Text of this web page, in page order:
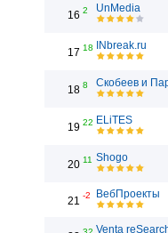
16 2 UnMedia
17 18 INbreak.ru
18 8 Скобеев и
19 22 ELiTES
20 11 Shogo
21 -2 ВебПроекты
Venta